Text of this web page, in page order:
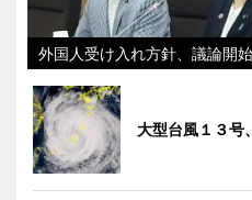
外国人受け入れ方針、議論開始
大型台風１３号